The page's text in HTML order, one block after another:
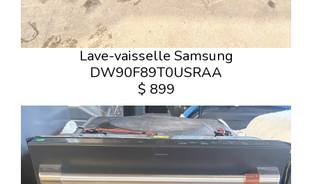
Lave-vaisselle Samsung
DW90F89T0USRAA
$ 899